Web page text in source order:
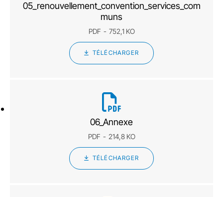
05_renouvellement_convention_services_com
muns
PDF 752,1 KO
TÉLÉCHARGER
06_Annexe
PDF 214,8 KO
TÉLÉCHARGER